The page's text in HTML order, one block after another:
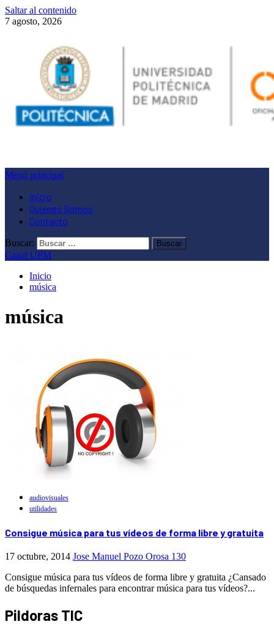
Saltar al contenido
7 agosto, 2026
Menú principal
Inicio
Quienes Somos
Contacto
Buscar:
Canal UPM
Inicio
música
música
audiovisuales
utilidades
Consigue música para tus vídeos de forma libre y gratuita
17 octubre, 2014 Jose Manuel Pozo Orosa 130
Consigue música para tus vídeos de forma libre y gratuita ¿Cansado
de búsquedas infernales para encontrar música para tus vídeos?...
Pildoras TIC